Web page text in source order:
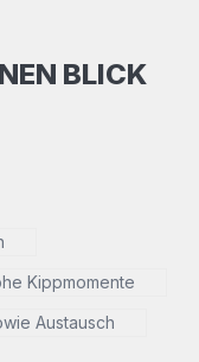
BLICK
Kippmomente
Austausch